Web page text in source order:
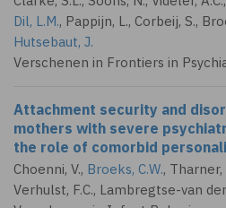
Dil, L.M., Pappijn, L., Corbeij, S.,
Hutsebaut, J.
Verschenen in Frontiers in
Attachment security and
mothers with severe
the role of comorbid
Choenni, V., Broeks, C.W., Tharner,
Verhulst, F.C., Lambregtse-van